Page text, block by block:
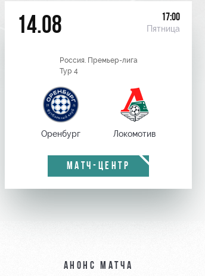
14.08 17:00
Пятница
Россия. Премьер-лига
Тур 4
Оренбург Локомотив
МАТЧ-ЦЕНТР
Анонс матча